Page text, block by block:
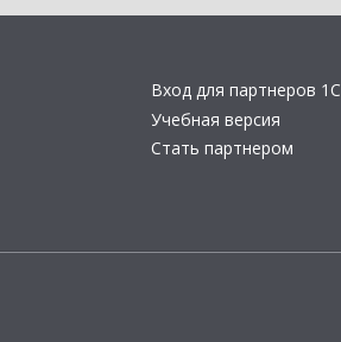
Вход для партнеров 1С
Учебная версия
Стать партнером